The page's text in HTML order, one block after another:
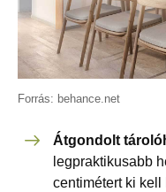
Forrás: behance.net
Átgondolt
legpraktikusabb
centimétert ki